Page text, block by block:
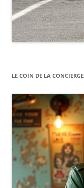
LE COIN DE LA CONCIERGE